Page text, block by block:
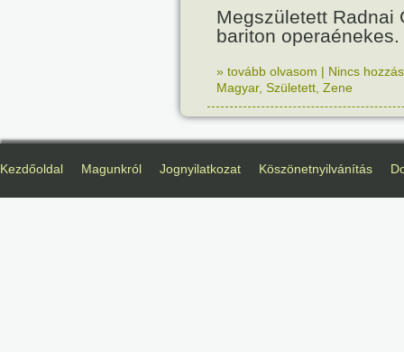
Megszületett Radnai
bariton operaénekes.
» tovább olvasom | Nincs
Magyar, Született Zene
Kezdőoldal Magunkról Jognyilatkozat Köszönetnyilvánítás